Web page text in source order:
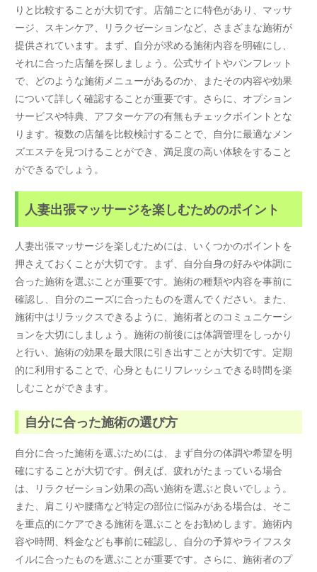
りと比較することが大切です。店舗ごとに特色があり、マッサ
ージ、スキンケア、リラクゼーションなど、さまざまな施術が
提供されています。まず、自分が求める施術内容を明確にし、
それに合った店舗を探しましょう。公式サイトやパンフレット
で、どのような施術メニューがあるのか、またその内容や効果
について詳しく確認することが重要です。さらに、オプション
サービスや特典、アフターケアの有無もチェックポイントとな
ります。複数の店舗を比較検討することで、自分に最適なメン
ズエステを見つけることができ、満足度の高い体験をすること
ができるでしょう。
人妻出張マッサージを楽しむためのポイント
人妻出張マッサージを楽しむためには、いくつかのポイントを
押さえておくことが大切です。まず、自分自身の好みや体調に
合った施術を選ぶことが重要です。施術の種類や内容を事前に
確認し、自分のニーズに合ったものを選んでください。また、
施術中はリラックスできるように、施術者とのコミュニケーシ
ョンを大切にしましょう。施術の前後には体調管理をしっかり
と行い、施術の効果を最大限に引き出すことが大切です。定期
的に利用することで、心身ともにリフレッシュできる時間を楽
しむことができます。
自分に合った施術の選び方
自分に合った施術を選ぶためには、まず自分の体調や希望を明
確にすることが大切です。例えば、疲れがたまっている場合
は、リラクゼーション効果の高い施術を選ぶと良いでしょう。
また、肩こりや腰痛など特定の部位に悩みがある場合は、そこ
を重点的にケアできる施術を選ぶことをお勧めします。施術内
容や時間、料金なども事前に確認し、自分の予算やライフスタ
イルに合ったものを選ぶことが重要です。さらに、施術者のプ